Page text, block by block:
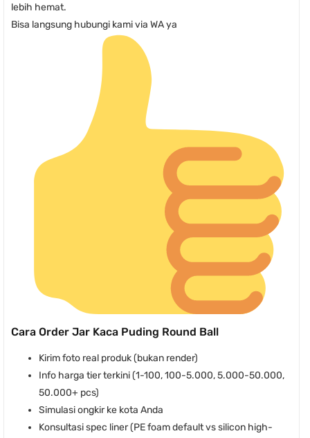
lebih hemat.
Bisa langsung hubungi kami via WA ya
Cara Order Jar Kaca Puding Round Ball
Kirim foto real produk (bukan render)
Info harga tier terkini (1-100, 100-5.000, 5.000-50.000,
50.000+ pcs)
Simulasi ongkir ke kota Anda
Konsultasi spec liner (PE foam default vs silicon high-